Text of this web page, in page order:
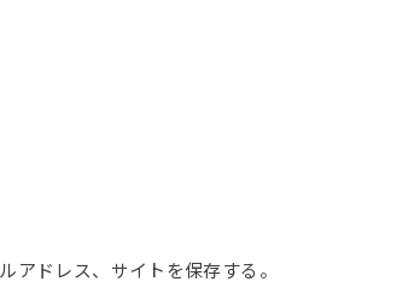
アドレス、サイトを保存する。